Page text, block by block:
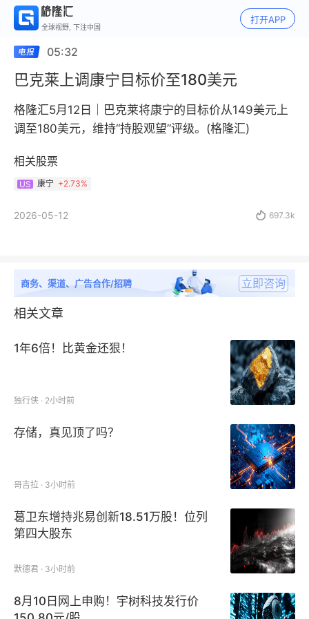
全球视野, 下注中国
打开APP
05:32
巴克莱上调康宁目标价至180美元
格隆汇5月12日｜巴克莱将康宁的目标价从149美元上
调至180美元，维持“持股观望”评级。(格隆汇)
相关股票
US 康宁 +2.73%
2026-05-12  697.3k
商务、渠道、广告合作/招聘 立即咨询
相关文章
1年6倍！比黄金还狠！
独行侠 · 2小时前
存储，真见顶了吗？
哥吉拉 · 3小时前
葛卫东增持兆易创新18.51万股！位列
第四大股东
默德君 · 3小时前
8月10日网上申购！宇树科技发行价